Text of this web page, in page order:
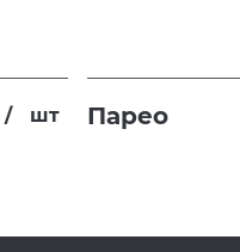
/ шт Парео